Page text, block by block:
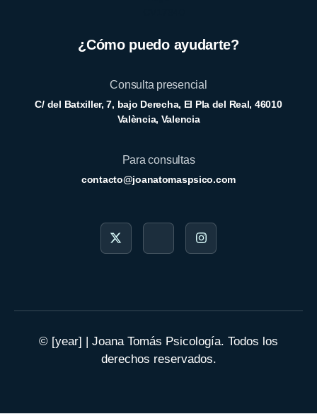
¿Cómo puedo ayudarte?
Consulta presencial
C/ del Batxiller, 7, bajo Derecha, El Pla del Real, 46010
València, Valencia
Para consultas
contacto@joanatomaspsico.com
© [year] | Joana Tomás Psicología. Todos los
derechos reservados.